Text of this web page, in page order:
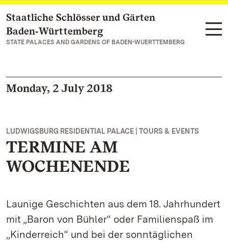
Navigate to main page
Staatliche Schlösser und Gärten
Baden‑Württemberg
STATE PALACES AND GARDENS OF BADEN-WUERTTEMBERG
Monday, 2 July 2018
LUDWIGSBURG RESIDENTIAL PALACE | TOURS & EVENTS
TERMINE AM
WOCHENENDE
Launige Geschichten aus dem 18. Jahrhundert
mit „Baron von Bühler“ oder Familienspaß im
„Kinderreich“ und bei der sonntäglichen